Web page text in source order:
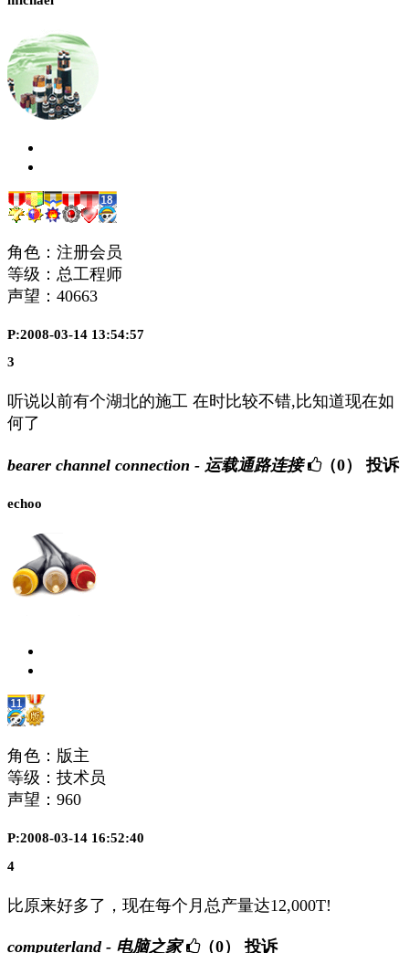
角色：注册会员
等级：总工程师
声望： 40663
P:2008-03-14 13:54:57
3
听说以前有个湖北的施工 在时比较不错,比知道现在如
何了
bearer channel connection - 运载通路连接 （0） 投诉
echoo
角色：版主
等级：技术员
声望： 960
P:2008-03-14 16:52:40
4
比原来好多了，现在每个月总产量达12,000T!
computerland - 电脑之家 （0） 投诉